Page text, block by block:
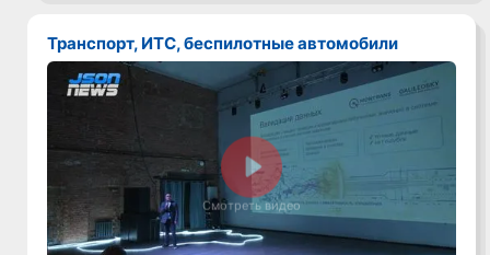
Транспорт, ИТС, беспилотные автомобили
Смотреть видео